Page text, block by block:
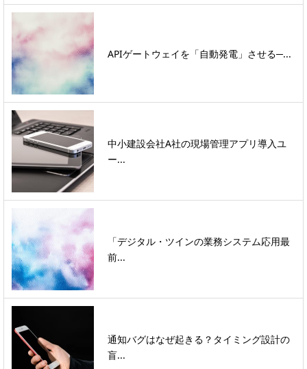
APIゲートウェイを「自動発電」させる─...
中小建設会社A社の現場管理アプリ導入ユ
ー...
「デジタル・ツインの業務システム応用最
前...
通知バグはなぜ起きる？タイミング設計の
盲...